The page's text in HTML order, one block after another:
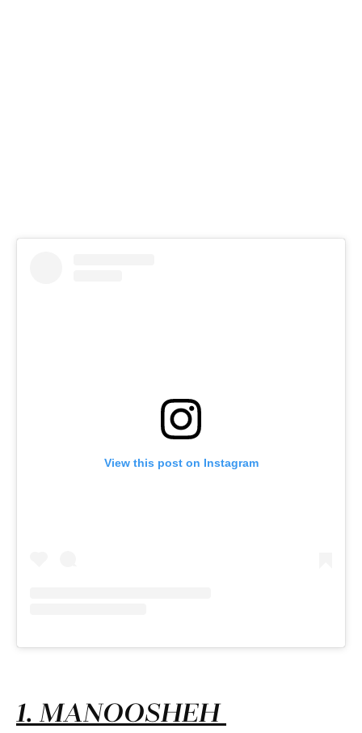
View this post on Instagram
1. MANOOSHEH